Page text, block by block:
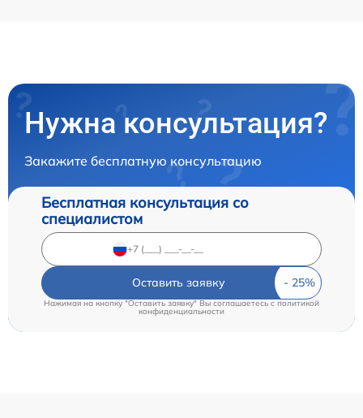
Нужна консультация?
Закажите бесплатную консультацию
Бесплатная консультация со
специалистом
Оставить заявку
Нажимая на кнопку "Оставить заявку" Вы соглашаетесь cполитикой
конфиденциальности